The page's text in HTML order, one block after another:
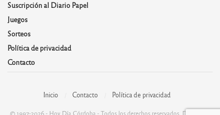
Suscripción al Diario Papel
Juegos
Sorteos
Política de privacidad
Contacto
Inicio Contacto Política de privacidad
© 1997-2026 - Hoy Día Córdoba - Todos los derechos reservados. Desarrolla: